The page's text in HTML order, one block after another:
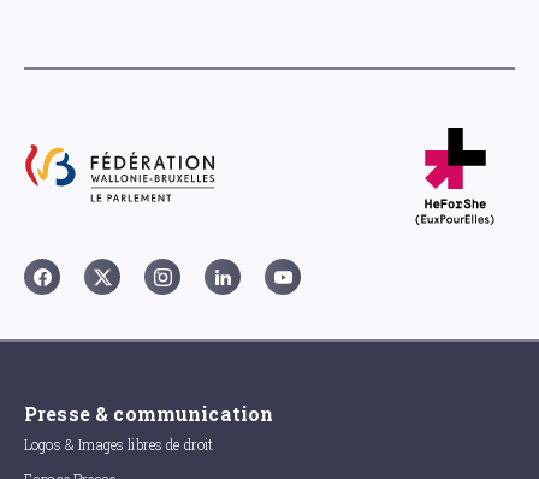
Presse & communication
Logos & Images libres de droit